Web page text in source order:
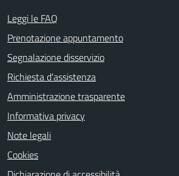
Leggi le FAQ
Prenotazione appuntamento
Segnalazione disservizio
Richiesta d'assistenza
Amministrazione trasparente
Informativa privacy
Note legali
Cookies